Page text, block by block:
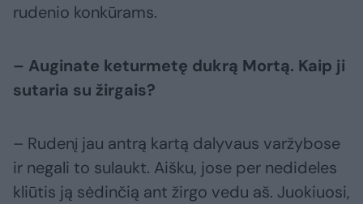
rudenio konkūrams.
– Auginate keturmetę dukrą Mortą. Kaip ji
sutaria su žirgais?
– Rudenį jau antrą kartą dalyvaus varžybose
ir negali to sulaukt. Aišku, jose per nedideles
kliūtis ją sėdinčią ant žirgo vedu aš. Juokiuosi,